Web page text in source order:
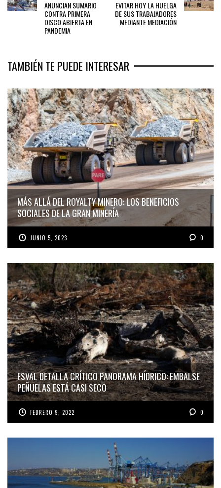
ANUNCIAN SUMARIO
CONTRA PRIMERA
DISCO ABIERTA EN
PANDEMIA
EVITAR HOY LA HUELGA
DE SUS TRABAJADORES
MEDIANTE MEDIACIÓN
TAMBIÉN TE PUEDE INTERESAR
MÁS ALLÁ DEL ROYALTY MINERO: LOS BENEFICIOS
SOCIALES DE LA GRAN MINERÍA
JUNIO 5, 2023 0
ESVAL DETALLA CRÍTICO PANORAMA HÍDRICO: EMBALSE
PEÑUELAS ESTÁ CASI SECO
FEBRERO 9, 2022 0